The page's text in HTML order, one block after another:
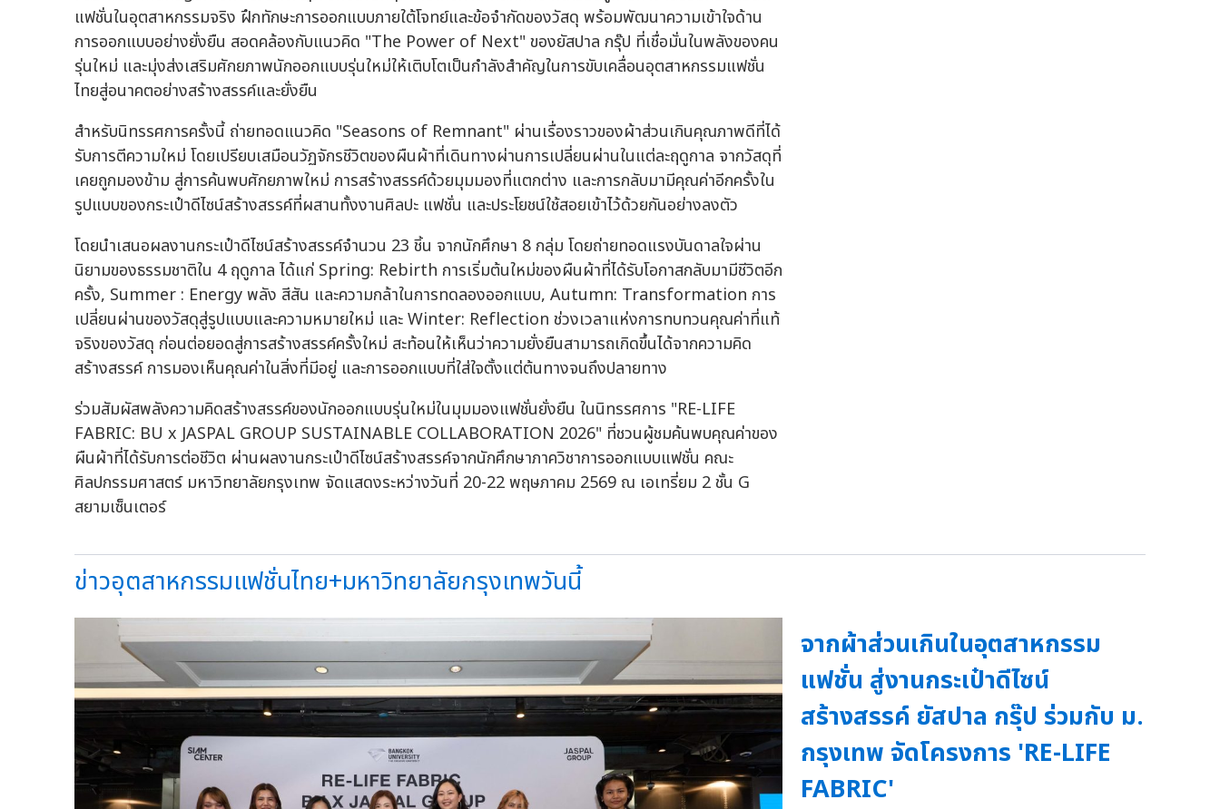
แฟชั่นในอุตสาหกรรมจริง ฝึกทักษะการออกแบบภายใต้โจทย์และข้อจำกัดของวัสดุ พร้อมพัฒนาความเข้าใจด้าน
การออกแบบอย่างยั่งยืน สอดคล้องกับแนวคิด "The Power of Next" ของยัสปาล กรุ๊ป ที่เชื่อมั่นในพลังของคน
รุ่นใหม่ และมุ่งส่งเสริมศักยภาพนักออกแบบรุ่นใหม่ให้เติบโตเป็นกำลังสำคัญในการขับเคลื่อนอุตสาหกรรมแฟชั่น
ไทยสู่อนาคตอย่างสร้างสรรค์และยั่งยืน
สำหรับนิทรรศการครั้งนี้ ถ่ายทอดแนวคิด "Seasons of Remnant" ผ่านเรื่องราวของผ้าส่วนเกินคุณภาพดีที่ได้
รับการตีความใหม่ โดยเปรียบเสมือนวัฏจักรชีวิตของผืนผ้าที่เดินทางผ่านการเปลี่ยนผ่านในแต่ละฤดูกาล จากวัสดุที่
เคยถูกมองข้าม สู่การค้นพบศักยภาพใหม่ การสร้างสรรค์ด้วยมุมมองที่แตกต่าง และการกลับมามีคุณค่าอีกครั้งใน
รูปแบบของกระเป๋าดีไซน์สร้างสรรค์ที่ผสานทั้งงานศิลปะ แฟชั่น และประโยชน์ใช้สอยเข้าไว้ด้วยกันอย่างลงตัว
โดยนำเสนอผลงานกระเป๋าดีไซน์สร้างสรรค์จำนวน 23 ชิ้น จากนักศึกษา 8 กลุ่ม โดยถ่ายทอดแรงบันดาลใจผ่าน
นิยามของธรรมชาติใน 4 ฤดูกาล ได้แก่ Spring: Rebirth การเริ่มต้นใหม่ของผืนผ้าที่ได้รับโอกาสกลับมามีชีวิตอีก
ครั้ง, Summer : Energy พลัง สีสัน และความกล้าในการทดลองออกแบบ, Autumn: Transformation การ
เปลี่ยนผ่านของวัสดุสู่รูปแบบและความหมายใหม่ และ Winter: Reflection ช่วงเวลาแห่งการทบทวนคุณค่าที่แท้
จริงของวัสดุ ก่อนต่อยอดสู่การสร้างสรรค์ครั้งใหม่ สะท้อนให้เห็นว่าความยั่งยืนสามารถเกิดขึ้นได้จากความคิด
สร้างสรรค์ การมองเห็นคุณค่าในสิ่งที่มีอยู่ และการออกแบบที่ใส่ใจตั้งแต่ต้นทางจนถึงปลายทาง
ร่วมสัมผัสพลังความคิดสร้างสรรค์ของนักออกแบบรุ่นใหม่ในมุมมองแฟชั่นยั่งยืน ในนิทรรศการ "RE-LIFE
FABRIC: BU x JASPAL GROUP SUSTAINABLE COLLABORATION 2026" ที่ชวนผู้ชมค้นพบคุณค่าของ
ผืนผ้าที่ได้รับการต่อชีวิต ผ่านผลงานกระเป๋าดีไซน์สร้างสรรค์จากนักศึกษาภาควิชาการออกแบบแฟชั่น คณะ
ศิลปกรรมศาสตร์ มหาวิทยาลัยกรุงเทพ จัดแสดงระหว่างวันที่ 20-22 พฤษภาคม 2569 ณ เอเทรี่ยม 2 ชั้น G
สยามเซ็นเตอร์
ข่าวอุตสาหกรรมแฟชั่นไทย+มหาวิทยาลัยกรุงเทพวันนี้
จากผ้าส่วนเกินในอุตสาหกรรม
แฟชั่น สู่งานกระเป๋าดีไซน์
สร้างสรรค์ ยัสปาล กรุ๊ป ร่วมกับ ม.
กรุงเทพ จัดโครงการ 'RE-LIFE
FABRIC'